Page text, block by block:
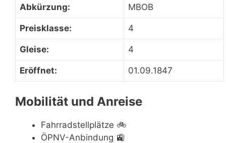
Abkürzung: MBOB
Preisklasse: 4
Gleise: 4
Eröffnet: 01.09.1847
Mobilität und Anreise
Fahrradstellplätze 🚲
ÖPNV-Anbindung 🚉